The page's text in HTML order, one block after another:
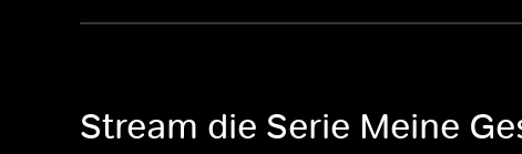
Stream die Serie Meine